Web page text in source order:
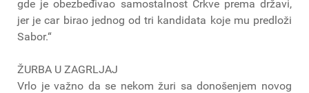
gde je obezbeđivao samostalnost Crkve prema državi,
jer je car birao jednog od tri kandidata koje mu predloži
Sabor.“
ŽURBA U ZAGRLJAJ
Vrlo je važno da se nekom žuri sa donošenjem novog